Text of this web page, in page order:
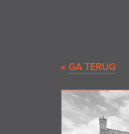
« GA TERUG